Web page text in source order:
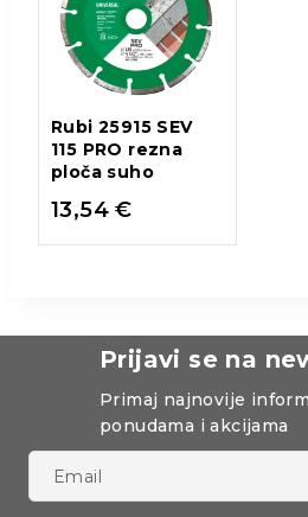
Rubi 25915 SEV
115 PRO rezna
ploča suho
13,54€
Prijavi se na
Primaj najnovije
ponudama i akcijama